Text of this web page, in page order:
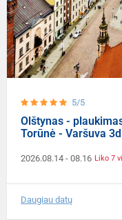
5/5
Olštynas -
Torūnė - Varšuva
2026.08.14 - 08.16 Liko 7
Daugiau datų